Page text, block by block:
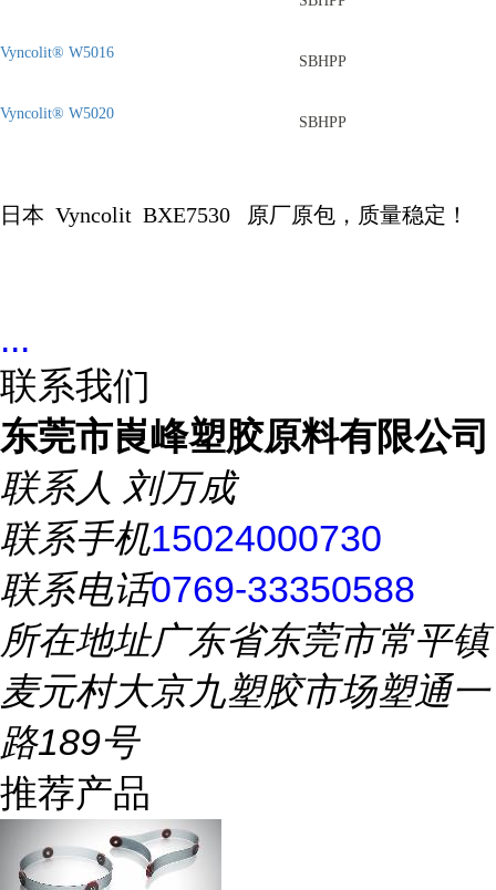
Vyncolit® W5016
SBHPP
Vyncolit® W5020
SBHPP
日本 Vyncolit BXE7530 原厂原包，质量稳定！
...
联系我们
东莞市崀峰塑胶原料有限公司
联系人 刘万成
联系手机15024000730
联系电话0769-33350588
所在地址广东省东莞市常平镇
麦元村大京九塑胶市场塑通一
路189号
推荐产品